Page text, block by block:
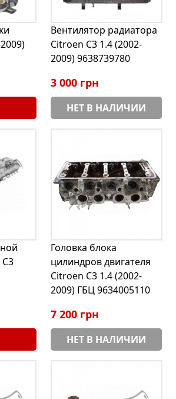
Вентилятор радиатора
Citroen C3 1.4 (2002-
2009) 9638739780
3 000 грн
НЕТ В НАЛИЧИИ
Головка блока
цилиндров двигателя
Citroen C3 1.4 (2002-
2009) ГБЦ 9634005110
7 200 грн
НЕТ В НАЛИЧИИ